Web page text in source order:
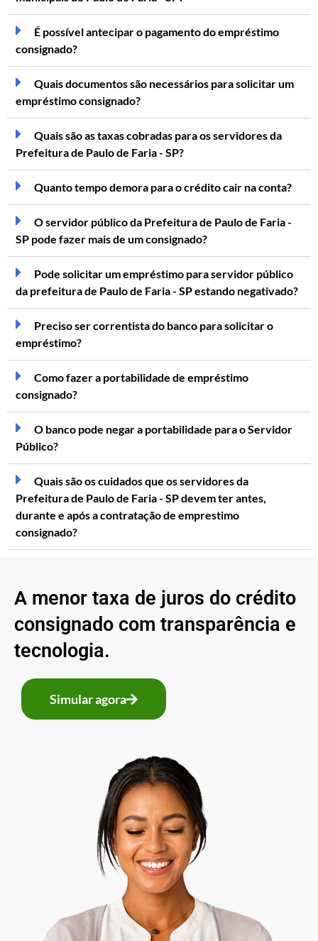
É possível antecipar o pagamento do empréstimo
consignado?
Quais documentos são necessários para solicitar um
empréstimo consignado?
Quais são as taxas cobradas para os servidores da
Prefeitura de Paulo de Faria - SP?
Quanto tempo demora para o crédito cair na conta?
O servidor público da Prefeitura de Paulo de Faria -
SP pode fazer mais de um consignado?
Pode solicitar um empréstimo para servidor público
da prefeitura de Paulo de Faria - SP estando negativado?
Preciso ser correntista do banco para solicitar o
empréstimo?
Como fazer a portabilidade de empréstimo
consignado?
O banco pode negar a portabilidade para o Servidor
Público?
Quais são os cuidados que os servidores da
Prefeitura de Paulo de Faria - SP devem ter antes,
durante e após a contratação de emprestimo
consignado?
A menor taxa de juros do crédito
consignado com transparência e
tecnologia.
Simular agora